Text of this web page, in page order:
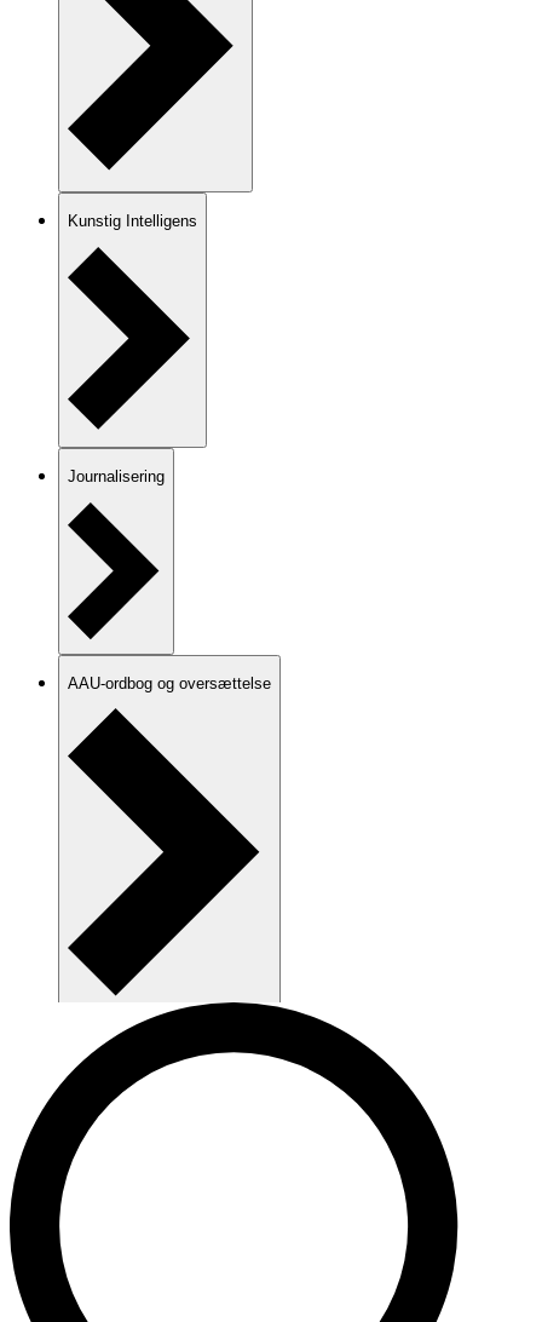
Kunstig Intelligens
Journalisering
AAU-ordbog og oversættelse